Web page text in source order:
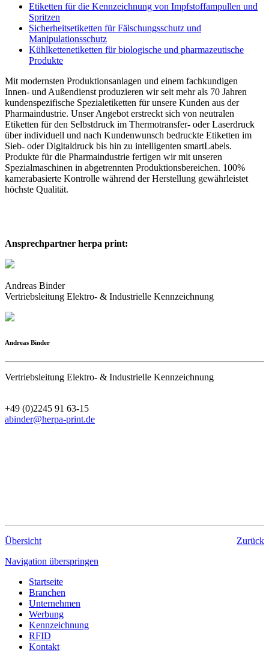
Etiketten für die Kennzeichnung von Impfstoffampullen und
Spritzen
Sicherheitsetiketten für Fälschungsschutz und
Manipulationsschutz
Kühlkettenetiketten für biologische und pharmazeutische
Produkte
Mit modernsten Produktionsanlagen und einem fachkundigen
Innen- und Außendienst produzieren wir seit mehr als 70 Jahren
kundenspezifische Spezialetiketten für unsere Kunden aus der
Pharmaindustrie. Unser Angebot erstreckt sich von neutralen
Etiketten für den Selbstdruck im Thermotransfer- oder Laserdruck
über individuell und nach Kundenwunsch bedruckte Etiketten im
Sieb- oder Digitaldruck bis hin zu intelligenten smartLabels.
Produkte für die Pharmaindustrie fertigen wir mit unseren
Spezialmaschinen in abgetrennten Produktionsbereichen. 100%
kamerabasierte Kontrolle während der Herstellung gewährleistet
höchste Qualität.
Ansprechpartner herpa print:
Andreas Binder
Vertriebsleitung Elektro- & Industrielle Kennzeichnung
Andreas Binder
Vertriebsleitung Elektro- & Industrielle Kennzeichnung
+49 (0)2245 91 63-15
abinder@herpa-print.de
Zurück
Übersicht
Navigation überspringen
Startseite
Branchen
Unternehmen
Werbung
Kennzeichnung
RFID
Kontakt